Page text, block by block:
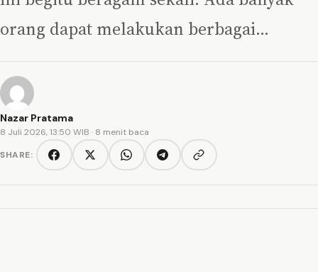
orang dapat melakukan berbagai…
Nazar Pratama
8 Juli 2026, 13:50 WIB · 8 menit baca
SHARE:
FacebookTwitter/XWhatsAppTelegramCopy link